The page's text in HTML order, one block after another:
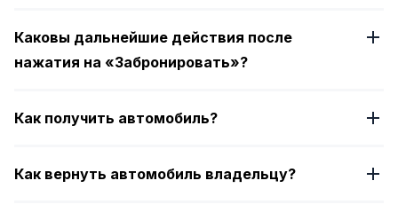
Каковы дальнейшие действия после
нажатия на «Забронировать»?
Как получить автомобиль?
Как вернуть автомобиль владельцу?